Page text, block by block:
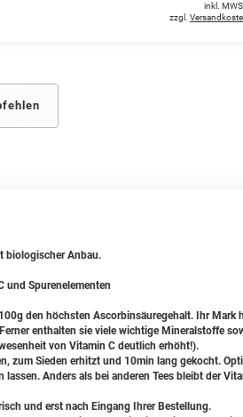
inkl.
zzgl.
biologischer Anbau.
und Spurenelementen
den höchsten Ascorbinsäuregehalt. Ihr Mark
enthalten sie viele wichtige Mineralstoffe
von Vitamin C deutlich erhöht!).
zum Sieden erhitzt und 10min lang gekocht.
Anders als bei anderen Tees bleibt der
und erst nach Eingang Ihrer Bestellung.